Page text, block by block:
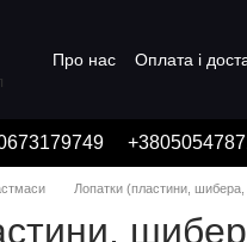
Про нас Оплата і
Лопатки (пластини,